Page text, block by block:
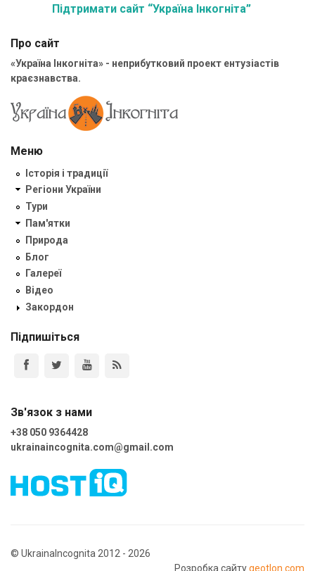
Підтримати сайт “Україна Інкогніта”
Про сайт
«Україна Інкогніта» - неприбутковий проект ентузіастів
краєзнавства.
Меню
Історія і традиції
Регіони України
Тури
Пам'ятки
Природа
Блог
Галереї
Відео
Закордон
Підпишіться
Зв'язок з нами
+38 050 9364428
ukrainaincognita.com@gmail.com
© UkrainaIncognita 2012 - 2026
Розробка сайтуgeotlon.com